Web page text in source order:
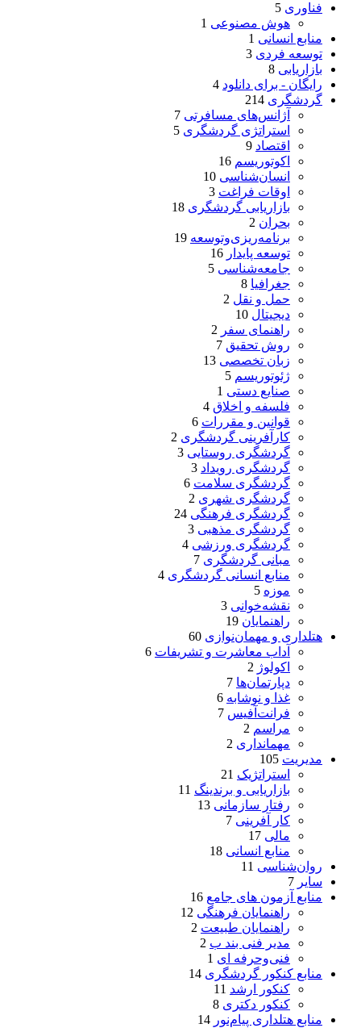
فناوری 5
هوش مصنوعی 1
منابع انسانی 1
توسعه فردی 3
بازاریابی 8
رایگان - برای دانلود 4
گردشگری 214
آژانس‌های مسافرتی 7
استراتژی گردشگری 5
اقتصاد 9
اکوتوریسم 16
انسان‌شناسی 10
اوقات فراغت 3
بازاریابی گردشگری 18
بحران 2
برنامه‌ریزی‌وتوسعه 19
توسعه پایدار 16
جامعه‌شناسی 5
جغرافیا 8
حمل و نقل 2
دیجیتال 10
راهنمای سفر 2
روش تحقیق 7
زبان تخصصی 13
ژئوتوریسم 5
صنایع دستی 1
فلسفه و اخلاق 4
قوانین و مقررات 6
کارآفرینی گردشگری 2
گردشگری روستایی 3
گردشگری رویداد 3
گردشگری سلامت 6
گردشگری شهری 2
گردشگری فرهنگی 24
گردشگری مذهبی 3
گردشگری ورزشی 4
مبانی گردشگری 7
منابع انسانی گردشگری 4
موزه 5
نقشه‌خوانی 3
راهنمایان 19
هتلداری و مهمان‌نوازی 60
آداب معاشرت و تشریفات 6
اکولوژ 2
دپارتمان‌ها 7
غذا و نوشابه 6
فرانت‌آفیس 7
مراسم 2
مهمانداری 2
مدیریت 105
استراتژیک 21
بازاریابی و برندینگ 11
رفتار سازمانی 13
کار آفرینی 7
مالی 17
منابع انسانی 18
روان‌شناسی 11
سایر 7
منابع آزمون های جامع 16
راهنمایان فرهنگی 12
راهنمایان طبیعت 2
مدیر فنی بند ب 2
فنی‌وحرفه‌ ای 1
منابع کنکور گردشگری 14
کنکور ارشد 11
کنکور دکتری 8
منابع هتلداری پیام‌نور 14